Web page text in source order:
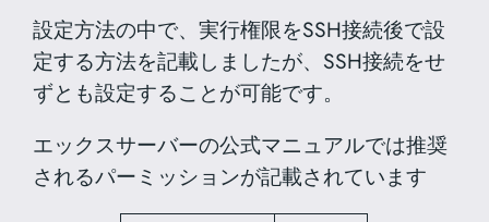
設定方法の中で、実行権限をSSH接続後で設
定する方法を記載しましたが、SSH接続をせ
ずとも設定することが可能です。
エックスサーバーの公式マニュアルでは推奨
されるパーミッションが記載されています